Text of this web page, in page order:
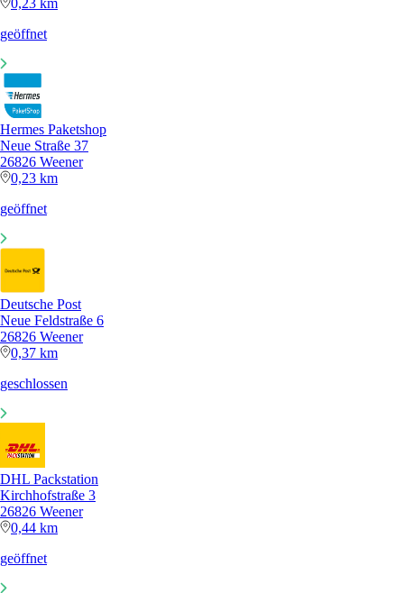
geöffnet
Hermes Paketshop
Neue Straße 37
26826 Weener
0,23 km
geöffnet
Deutsche Post
Neue Feldstraße 6
26826 Weener
0,37 km
geschlossen
DHL Packstation
Kirchhofstraße 3
26826 Weener
0,44 km
geöffnet